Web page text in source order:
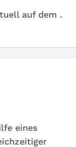
auf dem .
eines